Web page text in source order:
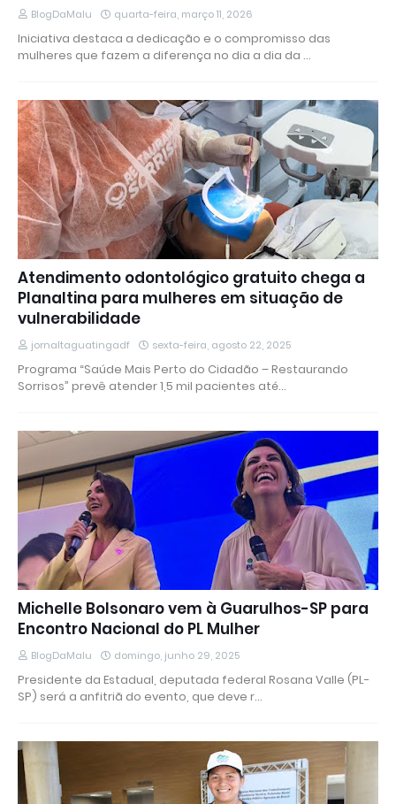
BlogDaMalu quarta-feira, março 11, 2026
Iniciativa destaca a dedicação e o compromisso das
mulheres que fazem a diferença no dia a dia da …
Atendimento odontológico gratuito chega a
Planaltina para mulheres em situação de
vulnerabilidade
jornaltaguatingadf sexta-feira, agosto 22, 2025
Programa “Saúde Mais Perto do Cidadão – Restaurando
Sorrisos” prevê atender 1,5 mil pacientes até…
Michelle Bolsonaro vem à Guarulhos-SP para
Encontro Nacional do PL Mulher
BlogDaMalu domingo, junho 29, 2025
Presidente da Estadual, deputada federal Rosana Valle (PL-
SP) será a anfitriã do evento, que deve r…